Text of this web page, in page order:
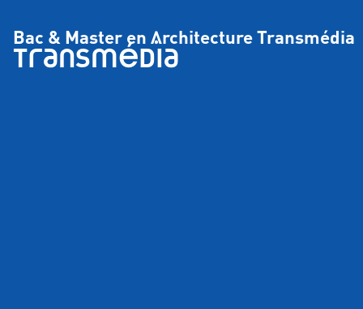
Bac & Master en Architecture Transmédia
R ANSMÉ DI A